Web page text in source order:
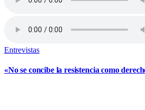
Entrevistas
«No se concibe la resistencia como